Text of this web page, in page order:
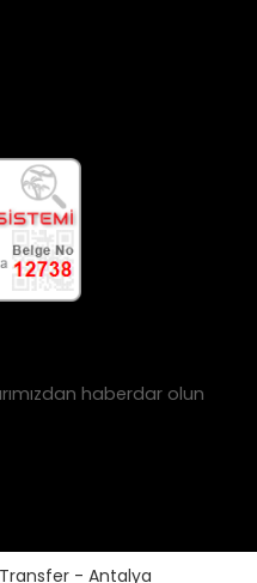
haberdar olun
- Antalya